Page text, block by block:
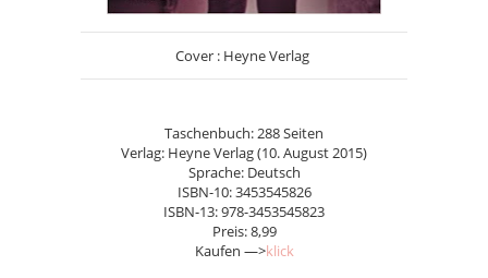
Cover : Heyne Verlag
Taschenbuch: 288 Seiten
Verlag: Heyne Verlag (10. August 2015)
Sprache: Deutsch
ISBN-10: 3453545826
ISBN-13: 978-3453545823
Preis: 8,99
Kaufen —>klick